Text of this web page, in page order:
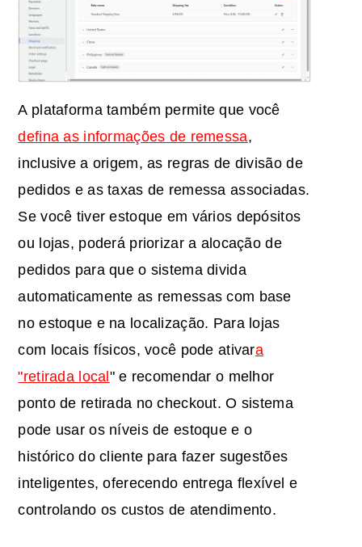
A plataforma também permite que você
defina as informações de remessa,
inclusive a origem, as regras de divisão de
pedidos e as taxas de remessa associadas.
Se você tiver estoque em vários depósitos
ou lojas, poderá priorizar a alocação de
pedidos para que o sistema divida
automaticamente as remessas com base
no estoque e na localização. Para lojas
com locais físicos, você pode ativara
"retirada local" e recomendar o melhor
ponto de retirada no checkout. O sistema
pode usar os níveis de estoque e o
histórico do cliente para fazer sugestões
inteligentes, oferecendo entrega flexível e
controlando os custos de atendimento.